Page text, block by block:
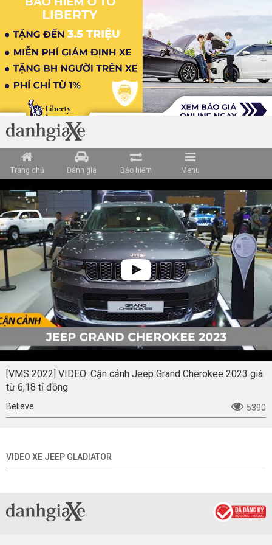
Trang chủ Đánh giá Bảo hiểm Menu
[VMS 2022] VIDEO: Cận cảnh Jeep Grand Cherokee 2023 giá
từ 6,18 tỉ đồng
Believe 5390
VIDEO XE JEEP GLADIATOR